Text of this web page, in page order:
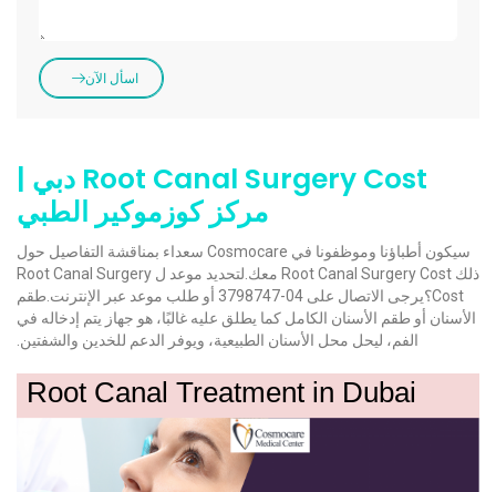
اسأل الآن
Root Canal Surgery Cost دبي |
مركز كوزموكير الطبي
سيكون أطباؤنا وموظفونا في Cosmocare سعداء بمناقشة التفاصيل حول
ذلك Root Canal Surgery Cost معك.لتحديد موعد ل Root Canal Surgery
Cost؟يرجى الاتصال على 04-3798747 أو طلب موعد عبر الإنترنت.طقم
الأسنان أو طقم الأسنان الكامل كما يطلق عليه غالبًا، هو جهاز يتم إدخاله في
الفم، ليحل محل الأسنان الطبيعية، ويوفر الدعم للخدين والشفتين.